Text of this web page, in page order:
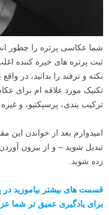
شما عکاسی پرتره را چطور
ثبت پرتره های خیره کننده
تکنیک مورد علاقه ام برای
ترکیب بندی، پرسپکتیو، و
امیدوارم بعد از خواندن این
تبدیل شوید – و از بیرون
زده شوید.
قسمت های بیشتر بیاموزید
برای یادگیری عمیق تر شما